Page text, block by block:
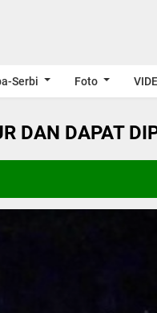
Serbi Foto
DAN DAPAT